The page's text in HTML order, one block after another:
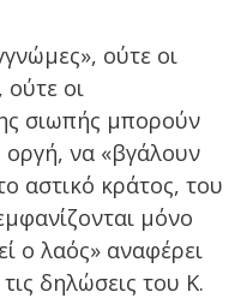
ούτε οι
ούτε οι
σιωπής μπορούν
οργή, να «βγάλουν
αστικό κράτος, του
μόνο
ο λαός» αναφέρει
δηλώσεις του Κ.